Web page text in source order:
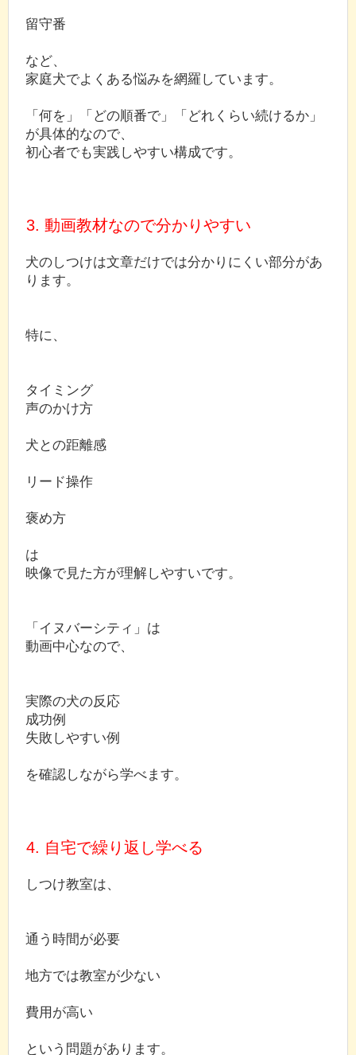
留守番
など、
家庭犬でよくある悩みを網羅しています。
「何を」「どの順番で」「どれくらい続けるか」
が具体的なので、
初心者でも実践しやすい構成です。
3. 動画教材なので分かりやすい
犬のしつけは文章だけでは分かりにくい部分があ
ります。
特に、
タイミング
声のかけ方
犬との距離感
リード操作
褒め方
は
映像で見た方が理解しやすいです。
「イヌバーシティ」は
動画中心なので、
実際の犬の反応
成功例
失敗しやすい例
を確認しながら学べます。
4. 自宅で繰り返し学べる
しつけ教室は、
通う時間が必要
地方では教室が少ない
費用が高い
という問題があります。